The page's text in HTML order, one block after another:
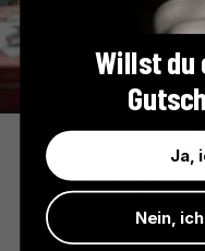
Seit 1932 steht La Belle-
aus der Bretagne. In
Familienunternehmen
Rezepturen – für
Willst du
Ja,
Nein,